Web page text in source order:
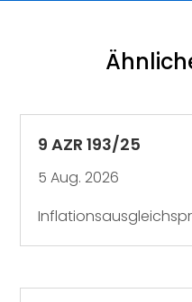
9 AZR 193/25
5 Aug. 2026